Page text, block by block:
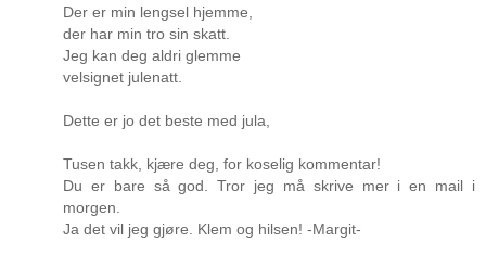
Der er min lengsel hjemme,
der har min tro sin skatt.
Jeg kan deg aldri glemme
velsignet julenatt.
Dette er jo det beste med jula,
Tusen takk, kjære deg, for koselig kommentar!
Du er bare så god. Tror jeg må skrive mer i en mail i
morgen.
Ja det vil jeg gjøre. Klem og hilsen! -Margit-